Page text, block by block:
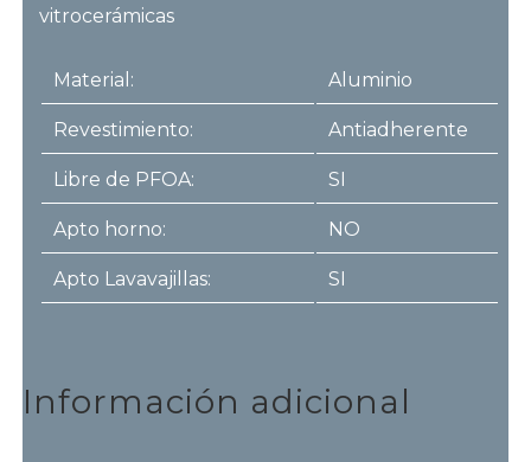
vitrocerámicas
Material: Aluminio
Revestimiento: Antiadherente
Libre de PFOA: SI
Apto horno: NO
Apto Lavavajillas: SI
Información adicional